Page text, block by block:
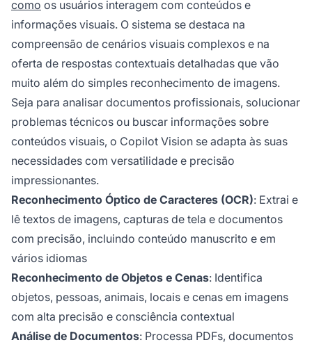
como os usuários interagem com conteúdos e
informações visuais. O sistema se destaca na
compreensão de cenários visuais complexos e na
oferta de respostas contextuais detalhadas que vão
muito além do simples reconhecimento de imagens.
Seja para analisar documentos profissionais, solucionar
problemas técnicos ou buscar informações sobre
conteúdos visuais, o Copilot Vision se adapta às suas
necessidades com versatilidade e precisão
impressionantes.
Reconhecimento Óptico de Caracteres (OCR): Extrai e
lê textos de imagens, capturas de tela e documentos
com precisão, incluindo conteúdo manuscrito e em
vários idiomas
Reconhecimento de Objetos e Cenas: Identifica
objetos, pessoas, animais, locais e cenas em imagens
com alta precisão e consciência contextual
Análise de Documentos: Processa PDFs, documentos